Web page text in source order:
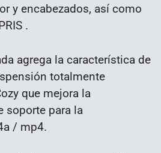
y encabezados, así como
.
agrega la característica de
totalmente
que mejora la
soporte para la
/ mp4.